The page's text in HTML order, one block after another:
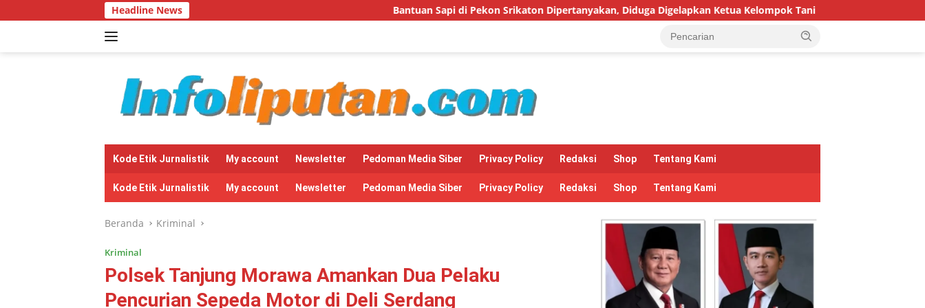
ke
Headline News Bantuan Sapi di Pekon Srikaton Dipertanyakan, Diduga Digelapkan Ketua Kelompok Tani Hari Hutan Indonesia 2026: Pulihkan Hutan,
Kode Etik Jurnalistik My account Newsletter Pedoman Media Siber Privacy Policy Redaksi Shop Tentang Kami
Kode Etik Jurnalistik My account Newsletter Pedoman Media Siber Privacy Policy Redaksi Shop Tentang Kami
Beranda Kriminal
Kriminal
Polsek Tanjung Morawa Amankan Dua Pelaku
Pencurian Sepeda Motor di Deli Serdang